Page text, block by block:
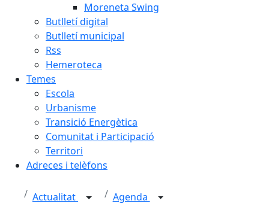
Moreneta Swing
Butlletí digital
Butlletí municipal
Rss
Hemeroteca
Temes
Escola
Urbanisme
Transició Energètica
Comunitat i Participació
Territori
Adreces i telèfons
Actualitat Agenda